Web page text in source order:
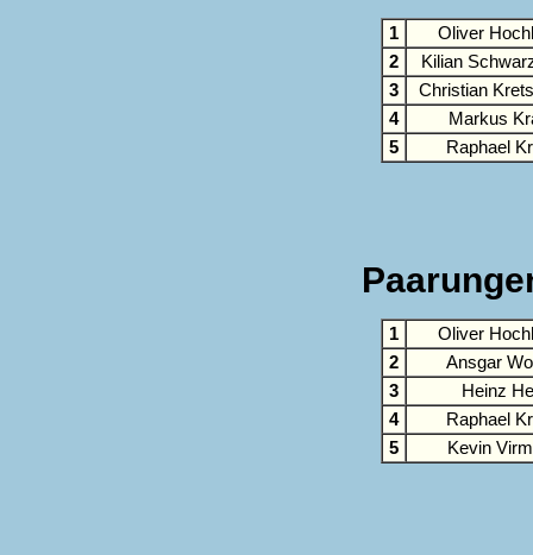
1
Oliver
2
Kilian
3
Christian
4
Markus
5
Raphael
1
Oliver
2
Ansgar
3
Heinz
4
Raphael
5
Kevin